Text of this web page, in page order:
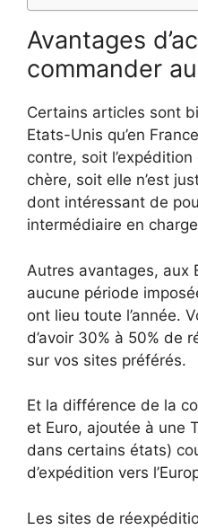
Avantages
commander
Certains articles sont
Etats-Unis qu’en
contre, soit
chère, soit elle n’est
dont intéressant de
intermédiaire en
Autres avantages, aux
aucune période
ont lieu toute l’année.
d’avoir 30% à 50% de
sur vos sites préférés.
Et la différence de la
et Euro, ajoutée à une
dans certains états)
d’expédition vers
Les sites de